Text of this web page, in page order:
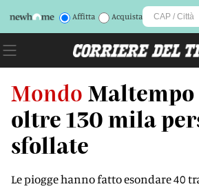
Affitta Acquista
Mondo Maltempo
oltre 130 mila
sfollate
Le piogge hanno fatto esondare 40